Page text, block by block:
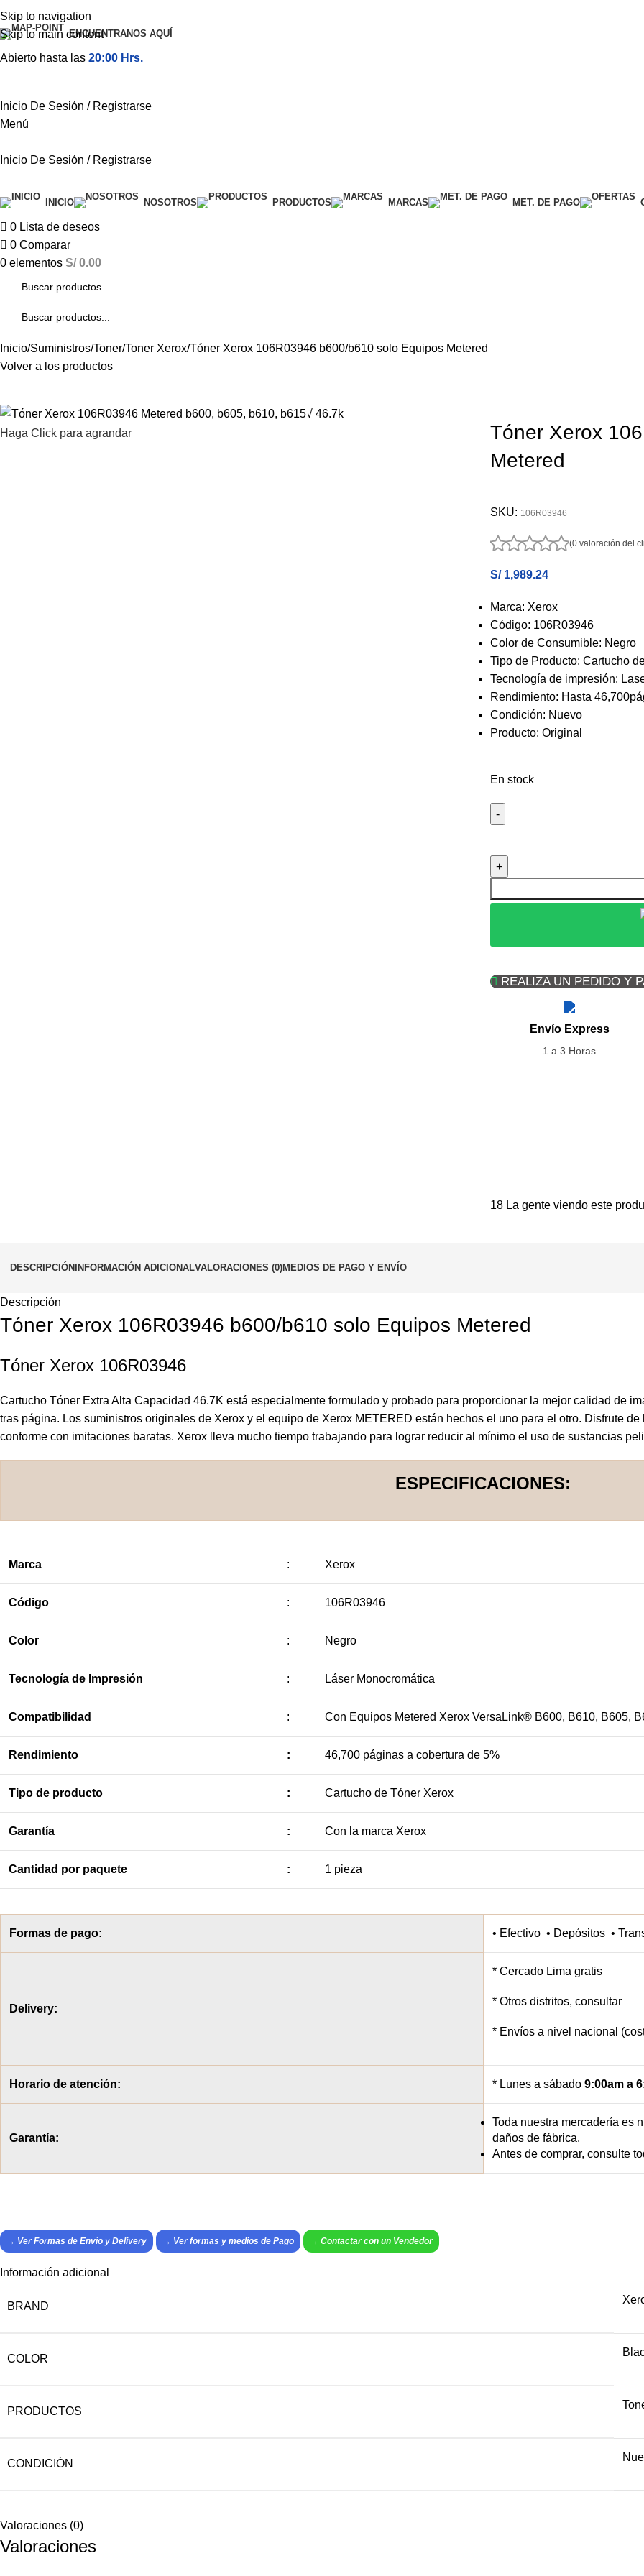
Skip to navigation
Skip to main contentENCUENTRANOS AQUÍ
Abierto hasta las 20:00 Hrs.
Inicio De Sesión / Registrarse
Menú
Inicio De Sesión / Registrarse
INICIO NOSOTROS PRODUCTOS MARCAS MET. DE PAGO
0 Lista de deseos
0 Comparar
0 elementos S/ 0.00
Inicio Suministros Toner Toner Xerox Tóner Xerox 106R03946 b600/b610 solo Equipos Metered
Volver a los productos
Haga Click para agrandar
Tóner Xerox
Metered
SKU: 106R03946
(0 valoración del
S/1,989.24
Marca: Xerox
Código: 106R03946
Color de Consumible: Negro
Tipo de Producto: Cartucho
Tecnología de impresión:
Rendimiento: Hasta
Condición: Nuevo
Producto: Original
En stock
REALIZA UN PEDIDO Y
Envío Express
1 a 3 Horas
18 La gente viendo este
DESCRIPCIÓN INFORMACIÓN ADICIONALVALORACIONES (0)MEDIOS DE PAGO Y ENVÍO
Descripción
Tóner Xerox 106R03946 b600/b610 solo Equipos Metered
Tóner Xerox 106R03946
Cartucho Tóner Extra Alta Capacidad 46.7K está especialmente formulado y probado para proporcionar la mejor calidad de
tras página. Los suministros originales de Xerox y el equipo de Xerox METERED están hechos el uno para el otro. Disfrute
conforme con imitaciones baratas. Xerox lleva mucho tiempo trabajando para lograr reducir al mínimo el uso de sustancias
ESPECIFICACIONES:
Marca : Xerox
Código : 106R03946
Color : Negro
Tecnología de Impresión : Láser Monocromática
Compatibilidad : Con Equipos Metered Xerox VersaLink® B600, B610, B605,
Rendimiento : 46,700 páginas a cobertura de 5%
Tipo de producto : Cartucho de Tóner Xerox
Garantía : Con la marca Xerox
Cantidad por paquete : 1 pieza
Formas de pago: • Efectivo • Depósitos •
Delivery:
* Cercado Lima gratis
* Otros distritos, consultar
* Envíos a nivel nacional
Horario de atención: * Lunes a sábado 9:00am a
Garantía:
Toda nuestra mercadería es
daños de fábrica.
Antes de comprar, consulte
→ Ver Formas de Envío y Delivery → Ver formas y medios de Pago → Contactar con un Vendedor
Información adicional
BRAND
COLOR
PRODUCTOS
CONDICIÓN
Valoraciones (0)
Valoraciones